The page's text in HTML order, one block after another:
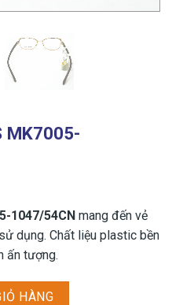
MK7005-
1047/54CN mang đến vẻ
dụng. Chất liệu plastic bền
ấn tượng.
54CN số lượng
HÀNG